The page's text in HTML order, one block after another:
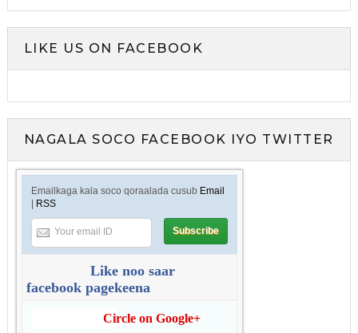
LIKE US ON FACEBOOK
NAGALA SOCO FACEBOOK IYO TWITTER
Emailkaga kala soco qoraalada cusub Email
| RSS
Like noo saar
facebook pagekeena
Circle on Google+